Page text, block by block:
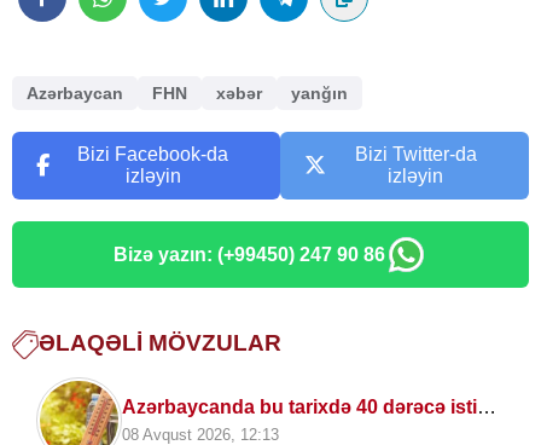
Azərbaycan FHN xəbər yanğın
Bizi Facebook-da
izləyin
Bizi Twitter-da
izləyin
Bizə yazın: (+99450) 247 90 86
ƏLAQƏLI MÖVZULAR
Azərbaycanda bu tarixdə 40 dərəcə isti
OLACAQ
08 Avqust 2026, 12:13